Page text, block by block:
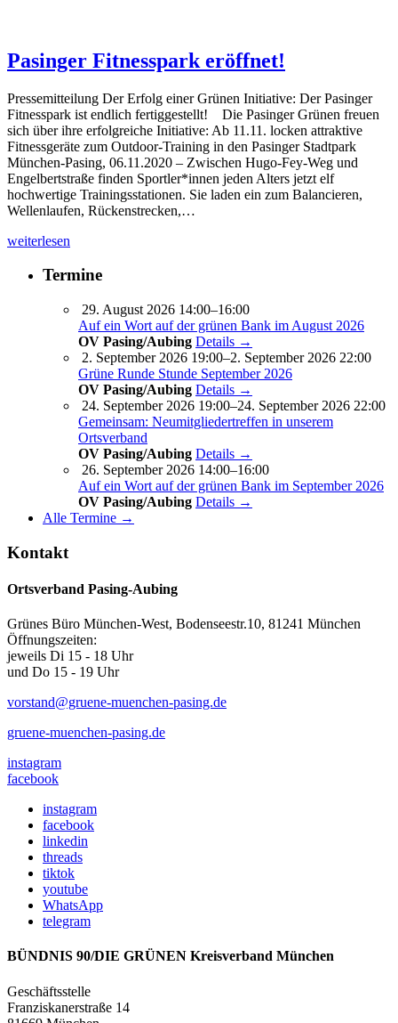
Pasinger Fitnesspark eröffnet!
Pressemitteilung Der Erfolg einer Grünen Initiative: Der Pasinger
Fitnesspark ist endlich fertiggestellt! Die Pasinger Grünen freuen
sich über ihre erfolgreiche Initiative: Ab 11.11. locken attraktive
Fitnessgeräte zum Outdoor-Training in den Pasinger Stadtpark
München-Pasing, 06.11.2020 – Zwischen Hugo-Fey-Weg und
Engelbertstraße finden Sportler*innen jeden Alters jetzt elf
hochwertige Trainingsstationen. Sie laden ein zum Balancieren,
Wellenlaufen, Rückenstrecken,…
weiterlesen
Termine
29. August 2026 14:00–16:00
Auf ein Wort auf der grünen Bank im August 2026
OV Pasing/Aubing Details →
2. September 2026 19:00–2. September 2026 22:00
Grüne Runde Stunde September 2026
OV Pasing/Aubing Details →
24. September 2026 19:00–24. September 2026 22:00
Gemeinsam: Neumitgliedertreffen in unserem
Ortsverband
OV Pasing/Aubing Details →
26. September 2026 14:00–16:00
Auf ein Wort auf der grünen Bank im September 2026
OV Pasing/Aubing Details →
Alle Termine →
Kontakt
Ortsverband Pasing-Aubing
Grünes Büro München-West, Bodenseestr.10, 81241 München
Öffnungszeiten:
jeweils Di 15 - 18 Uhr
und Do 15 - 19 Uhr
vorstand@gruene-muenchen-pasing.de
gruene-muenchen-pasing.de
instagram
facebook
instagram
facebook
linkedin
threads
tiktok
youtube
WhatsApp
telegram
BÜNDNIS 90/DIE GRÜNEN Kreisverband München
Geschäftsstelle
Franziskanerstraße 14